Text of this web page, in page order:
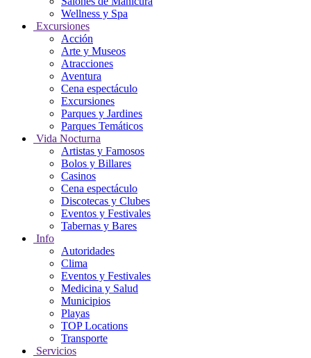
Wellness y Spa
Excursiones
Acción
Arte y Museos
Atracciones
Aventura
Cena espectáculo
Excursiones
Parques y Jardines
Parques Temáticos
Vida Nocturna
Artistas y Famosos
Bolos y Billares
Casinos
Cena espectáculo
Discotecas y Clubes
Eventos y Festivales
Tabernas y Bares
Info
Autoridades
Clima
Eventos y Festivales
Medicina y Salud
Municipios
Playas
TOP Locations
Transporte
Servicios